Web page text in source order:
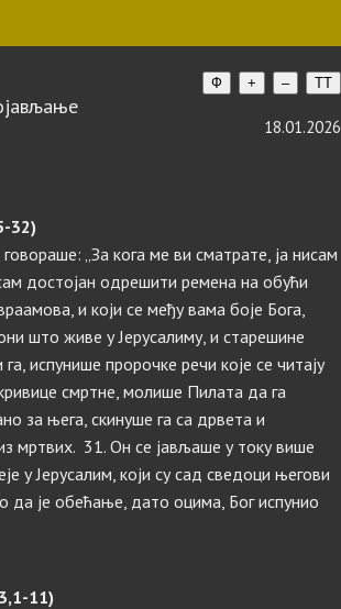
Ф + – TT
18.01.2026
32)
„За кога ме ви сматрате, ја нисам
достојан одрешити ремена на обући
и који се међу вама боје Бога,
што живе у Јерусалиму, и старешине
испунише пророчке речи које се читају
смртне, молише Пилата да га
за њега, скинуше га са дрвета и
мртвих. 31. Он се јављаше у току више
у Јерусалим, који су сад сведоци његови
је обећање, дато оцима, Бог испунио
11)